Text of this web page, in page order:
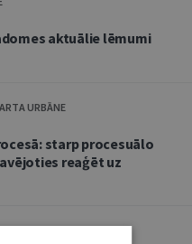
aktuālie lēmumi
URBĀNE
starp procesuālo
reaģēt uz